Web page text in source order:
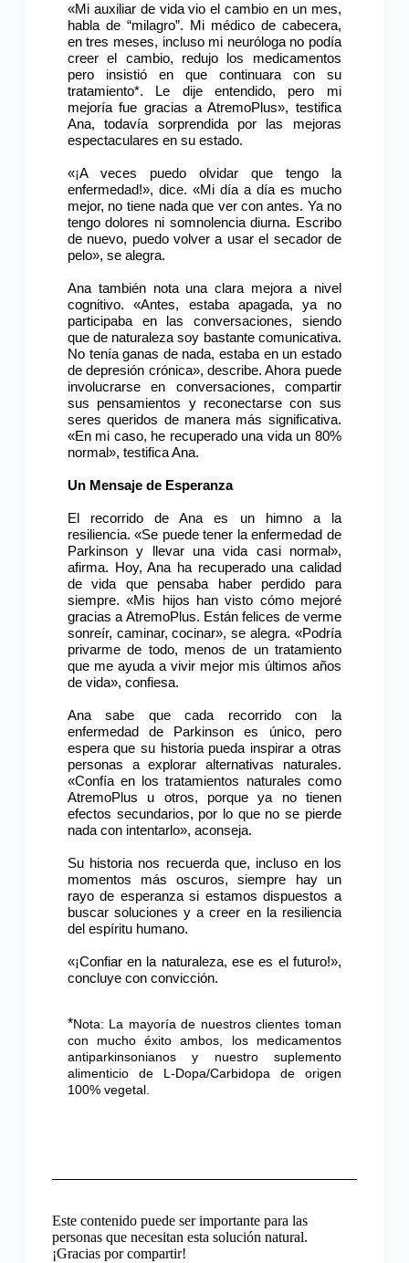
«Mi auxiliar de vida vio el cambio en un mes,
habla de “milagro”. Mi médico de cabecera,
en tres meses, incluso mi neuróloga no podía
creer el cambio, redujo los medicamentos
pero insistió en que continuara con su
tratamiento*. Le dije entendido, pero mi
mejoría fue gracias a AtremoPlus», testifica
Ana, todavía sorprendida por las mejoras
espectaculares en su estado.
«¡A veces puedo olvidar que tengo la
enfermedad!», dice. «Mi día a día es mucho
mejor, no tiene nada que ver con antes. Ya no
tengo dolores ni somnolencia diurna. Escribo
de nuevo, puedo volver a usar el secador de
pelo», se alegra.
Ana también nota una clara mejora a nivel
cognitivo. «Antes, estaba apagada, ya no
participaba en las conversaciones, siendo
que de naturaleza soy bastante comunicativa.
No tenía ganas de nada, estaba en un estado
de depresión crónica», describe. Ahora puede
involucrarse en conversaciones, compartir
sus pensamientos y reconectarse con sus
seres queridos de manera más significativa.
«En mi caso, he recuperado una vida un 80%
normal», testifica Ana.
Un Mensaje de Esperanza
El recorrido de Ana es un himno a la
resiliencia. «Se puede tener la enfermedad de
Parkinson y llevar una vida casi normal»,
afirma. Hoy, Ana ha recuperado una calidad
de vida que pensaba haber perdido para
siempre. «Mis hijos han visto cómo mejoré
gracias a AtremoPlus. Están felices de verme
sonreír, caminar, cocinar», se alegra. «Podría
privarme de todo, menos de un tratamiento
que me ayuda a vivir mejor mis últimos años
de vida», confiesa.
Ana sabe que cada recorrido con la
enfermedad de Parkinson es único, pero
espera que su historia pueda inspirar a otras
personas a explorar alternativas naturales.
«Confía en los tratamientos naturales como
AtremoPlus u otros, porque ya no tienen
efectos secundarios, por lo que no se pierde
nada con intentarlo», aconseja.
Su historia nos recuerda que, incluso en los
momentos más oscuros, siempre hay un
rayo de esperanza si estamos dispuestos a
buscar soluciones y a creer en la resiliencia
del espíritu humano.
«¡Confiar en la naturaleza, ese es el futuro!»,
concluye con convicción.
*Nota: La mayoría de nuestros clientes toman
con mucho éxito ambos, los medicamentos
antiparkinsonianos y nuestro suplemento
alimenticio de L-Dopa/Carbidopa de origen
100% vegetal.
Este contenido puede ser importante para las
personas que necesitan esta solución natural.
¡Gracias por compartir!